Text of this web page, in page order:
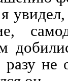
разу не